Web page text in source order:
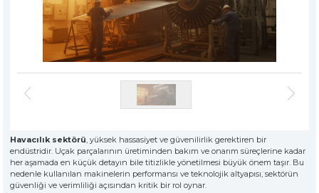
» Standart Endüstriyel Parça Yıkama Makineleri
» Özel Tasarım Endüstriyel Parça Yıkama Makineleri
» Solventli Endüstriyel Parça Yıkama Makineleri
» Diğer Makine ve Ekipmanlar
The quality is our
Sine qua non
principle
TOOL DIVISIONKSP MACHINE
» Değerlerimiz
» Kurumsal
» Çözümler
» Sektörler
Havacılık sektörü, yüksek hassasiyet ve güvenilirlik gerektiren bir
endüstridir. Uçak parçalarının üretiminden bakım ve onarım süreçlerine kadar
her aşamada en küçük detayın bile titizlikle yönetilmesi büyük önem taşır. Bu
nedenle kullanılan makinelerin performansı ve teknolojik altyapısı, sektörün
güvenliği ve verimliliği açısından kritik bir rol oynar.